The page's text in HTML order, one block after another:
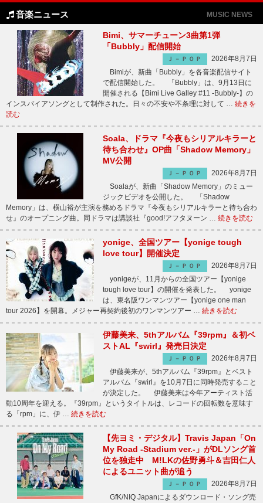
音楽ニュース MUSIC NEWS
Bimi、サマーチューン3曲第1弾
「Bubbly」配信開始
Ｊ－ＰＯＰ
2026年8月7日
Bimiが、新曲「Bubbly」を各音楽配信サイト
で配信開始した。 「Bubbly」は、9月13日に
開催される【Bimi Live Galley #11 -Bubbly-】の
インスパイアソングとして制作された。日々の不安や不条理に対して … 続きを
読む
Soala、ドラマ『今夜もシリアルキラーと
待ち合わせ』OP曲「Shadow Memory」
MV公開
Ｊ－ＰＯＰ
2026年8月7日
Soalaが、新曲「Shadow Memory」のミュー
ジックビデオを公開した。 「Shadow
Memory」は、横山裕が主演を務めるドラマ『今夜もシリアルキラーと待ち合わ
せ』のオープニング曲。同ドラマは講談社『good!アフタヌーン … 続きを読む
yonige、全国ツアー【yonige tough
love tour】開催決定
Ｊ－ＰＯＰ
2026年8月7日
yonigeが、11月からの全国ツアー【yonige
tough love tour】の開催を発表した。 yonige
は、東名阪ワンマンツアー【yonige one man
tour 2026】を開幕。メジャー再契約後初のワンマンツアー … 続きを読む
伊藤美来、5thアルバム『39rpm』＆初ベ
ストAL『swirl』発売日決定
Ｊ－ＰＯＰ
2026年8月7日
伊藤美来が、5thアルバム『39rpm』とベスト
アルバム『swirl』を10月7日に同時発売すること
が決定した。 伊藤美来は今年アーティスト活
動10周年を迎える。『39rpm』というタイトルは、レコードの回転数を意味す
る「rpm」に、伊 … 続きを読む
【先ヨミ・デジタル】Travis Japan「On
My Road -Stadium ver.-」がDLソング首
位を独走中 M!LKの佐野勇斗＆吉田仁人
によるユニット曲が追う
Ｊ－ＰＯＰ
2026年8月7日
GfK/NIQ Japanによるダウンロード・ソング売